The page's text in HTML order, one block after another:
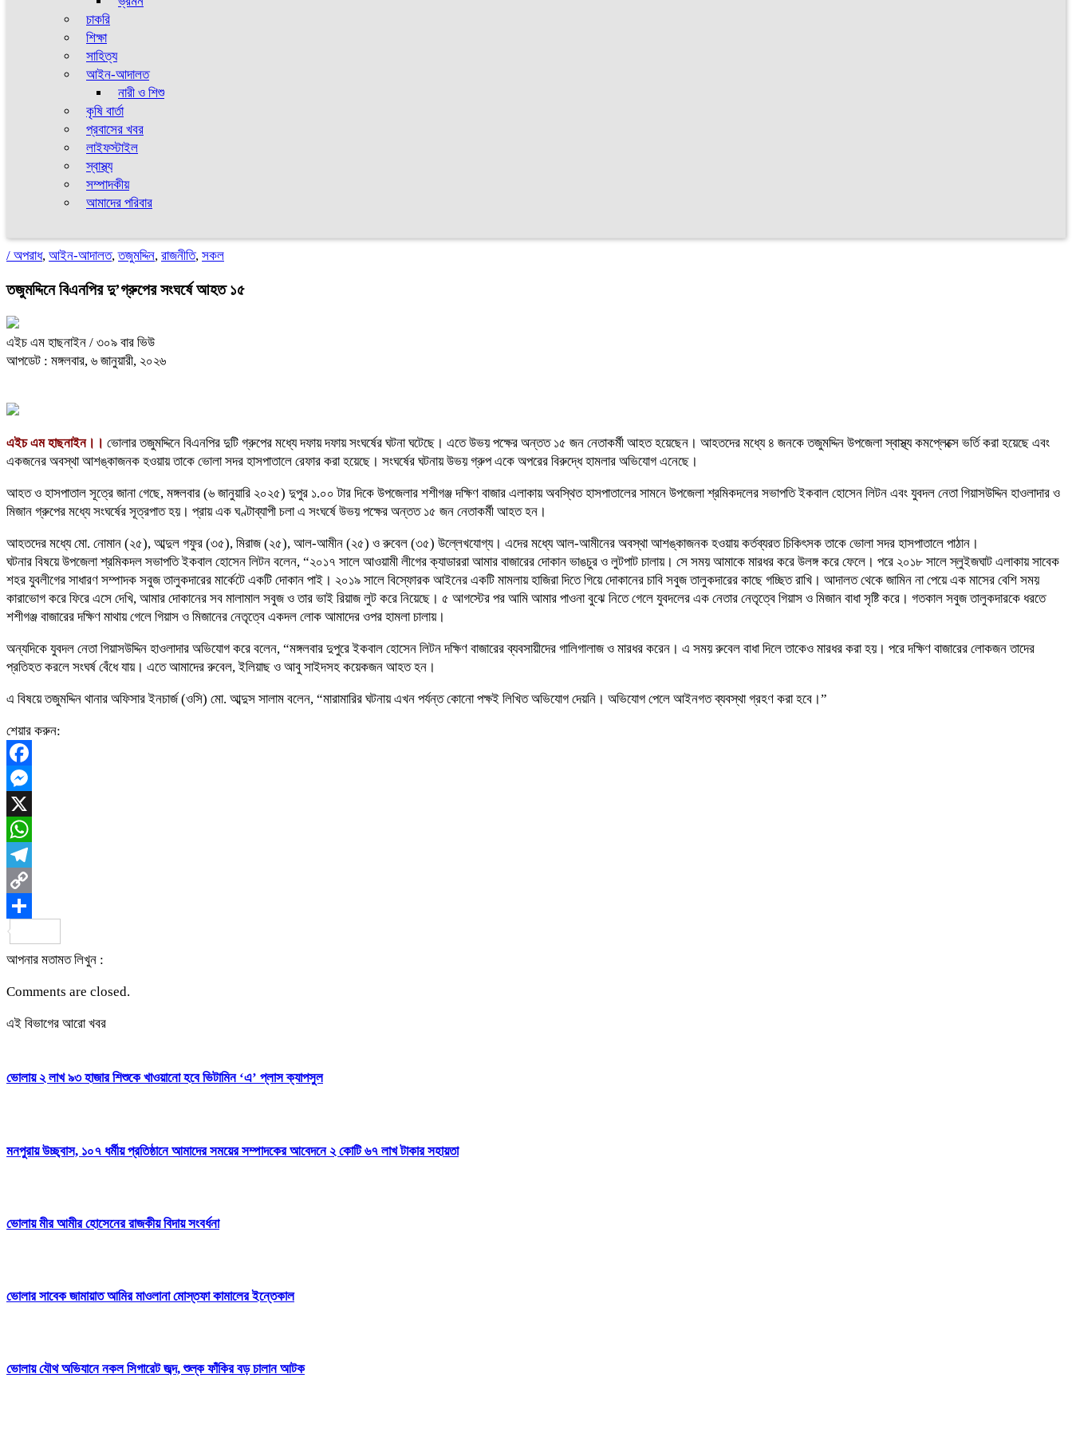
চাকরি
শিক্ষা
সাহিত্য
আইন-আদালত
নারী ও শিশু
কৃষি বার্তা
প্রবাসের খবর
লাইফস্টাইল
স্বাস্থ্য
সম্পাদকীয়
আমাদের পরিবার
/ অপরাধ, আইন-আদালত,তজুমদ্দিন, রাজনীতি, সকল
তজুমদ্দিনে বিএনপির দু’গ্রুপের সংঘর্ষে আহত ১৫
এইচ এম হাছনাইন / ৩০৯ বার ভিউ
আপডেট : মঙ্গলবার, ৬ জানুয়ারী, ২০২৬
এইচ এম হাছনাইন।। ভোলার তজুমদ্দিনে বিএনপির দুটি গ্রুপের মধ্যে দফায় দফায় সংঘর্ষের ঘটনা ঘটেছে। এতে উভয় পক্ষের অন্তত ১৫ জন নেতাকর্মী আহত হয়েছেন। আহতদের মধ্যে ৪ জনকে তজুমদ্দিন উপজেলা স্বাস্থ্য কমপ্লেক্সে ভর্তি করা হয়েছে এবং
একজনের অবস্থা আশঙ্কাজনক হওয়ায় তাকে ভোলা সদর হাসপাতালে রেফার করা হয়েছে। সংঘর্ষের ঘটনায় উভয় গ্রুপ একে অপরের বিরুদ্ধে হামলার অভিযোগ এনেছে।
আহত ও হাসপাতাল সূত্রে জানা গেছে, মঙ্গলবার (৬ জানুয়ারি ২০২৫) দুপুর ১.০০ টার দিকে উপজেলার শশীগঞ্জ দক্ষিণ বাজার এলাকায় অবস্থিত হাসপাতালের সামনে উপজেলা শ্রমিকদলের সভাপতি ইকবাল হোসেন লিটন এবং যুবদল নেতা গিয়াসউদ্দিন হাওলাদার ও
মিজান গ্রুপের মধ্যে সংঘর্ষের সূত্রপাত হয়। প্রায় এক ঘণ্টাব্যাপী চলা এ সংঘর্ষে উভয় পক্ষের অন্তত ১৫ জন নেতাকর্মী আহত হন।
আহতদের মধ্যে মো. নোমান (২৫), আব্দুল গফুর (৩৫), মিরাজ (২৫), আল-আমীন (২৫) ও রুবেল (৩৫) উল্লেখযোগ্য। এদের মধ্যে আল-আমীনের অবস্থা আশঙ্কাজনক হওয়ায় কর্তব্যরত চিকিৎসক তাকে ভোলা সদর হাসপাতালে পাঠান।
ঘটনার বিষয়ে উপজেলা শ্রমিকদল সভাপতি ইকবাল হোসেন লিটন বলেন, “২০১৭ সালে আওয়ামী লীগের ক্যাডাররা আমার বাজারের দোকান ভাঙচুর ও লুটপাট চালায়। সে সময় আমাকে মারধর করে উলঙ্গ করে ফেলে। পরে ২০১৮ সালে স্লুইজঘাট এলাকায় সাবেক
শহর যুবলীগের সাধারণ সম্পাদক সবুজ তালুকদারের মার্কেটে একটি দোকান পাই। ২০১৯ সালে বিস্ফোরক আইনের একটি মামলায় হাজিরা দিতে গিয়ে দোকানের চাবি সবুজ তালুকদারের কাছে গচ্ছিত রাখি। আদালত থেকে জামিন না পেয়ে এক মাসের বেশি সময়
কারাভোগ করে ফিরে এসে দেখি, আমার দোকানের সব মালামাল সবুজ ও তার ভাই রিয়াজ লুট করে নিয়েছে। ৫ আগস্টের পর আমি আমার পাওনা বুঝে নিতে গেলে যুবদলের এক নেতার নেতৃত্বে গিয়াস ও মিজান বাধা সৃষ্টি করে। গতকাল সবুজ তালুকদারকে ধরতে
শশীগঞ্জ বাজারের দক্ষিণ মাথায় গেলে গিয়াস ও মিজানের নেতৃত্বে একদল লোক আমাদের ওপর হামলা চালায়।
অন্যদিকে যুবদল নেতা গিয়াসউদ্দিন হাওলাদার অভিযোগ করে বলেন, “মঙ্গলবার দুপুরে ইকবাল হোসেন লিটন দক্ষিণ বাজারের ব্যবসায়ীদের গালিগালাজ ও মারধর করেন। এ সময় রুবেল বাধা দিলে তাকেও মারধর করা হয়। পরে দক্ষিণ বাজারের লোকজন তাদের
প্রতিহত করলে সংঘর্ষ বেঁধে যায়। এতে আমাদের রুবেল, ইলিয়াছ ও আবু সাইদসহ কয়েকজন আহত হন।
এ বিষয়ে তজুমদ্দিন থানার অফিসার ইনচার্জ (ওসি) মো. আব্দুস সালাম বলেন, “মারামারির ঘটনায় এখন পর্যন্ত কোনো পক্ষই লিখিত অভিযোগ দেয়নি। অভিযোগ পেলে আইনগত ব্যবস্থা গ্রহণ করা হবে।”
শেয়ার করুন:
Facebook
Messenger
X
WhatsApp
Telegram
Copy
Link
আপনার মতামত লিখুন :
Comments are closed.
এই বিভাগের আরো খবর
ভোলায় ২ লাখ ৯৩ হাজার শিশুকে খাওয়ানো হবে ভিটামিন ‘এ’ প্লাস ক্যাপসুল
মনপুরায় উচ্ছ্বাস, ১০৭ ধর্মীয় প্রতিষ্ঠানে আমাদের সময়ের সম্পাদকের আবেদনে ২ কোটি ৬৭ লাখ টাকার সহায়তা
ভোলায় মীর আমীর হোসেনের রাজকীয় বিদায় সংবর্ধনা
ভোলার সাবেক জামায়াত আমির মাওলানা মোস্তফা কামালের ইন্তেকাল
ভোলায় যৌথ অভিযানে নকল সিগারেট জব্দ, শুল্ক ফাঁকির বড় চালান আটক